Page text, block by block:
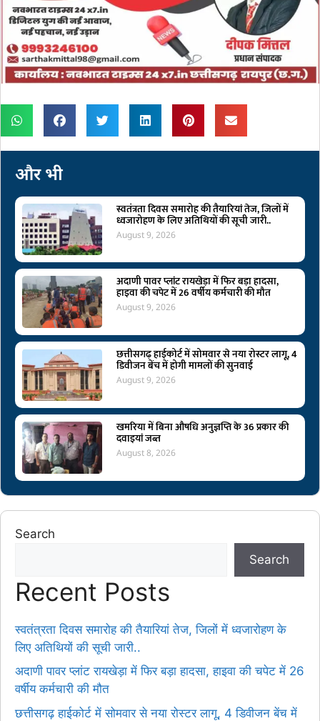
और भी
स्वतंत्रता दिवस समारोह की तैयारियां तेज, जिलों में
ध्वजारोहण के लिए अतिथियों की सूची जारी..
August 9, 2026
अदाणी पावर प्लांट रायखेड़ा में फिर बड़ा हादसा,
हाइवा की चपेट में 26 वर्षीय कर्मचारी की मौत
August 9, 2026
छत्तीसगढ़ हाईकोर्ट में सोमवार से नया रोस्टर लागू, 4
डिवीजन बेंच में होगी मामलों की सुनवाई
August 9, 2026
खमरिया में बिना औषधि अनुज्ञप्ति के 36 प्रकार की
दवाइयां जब्त
August 8, 2026
Search
Search
Recent Posts
स्वतंत्रता दिवस समारोह की तैयारियां तेज, जिलों में ध्वजारोहण के
लिए अतिथियों की सूची जारी..
अदाणी पावर प्लांट रायखेड़ा में फिर बड़ा हादसा, हाइवा की चपेट में 26
वर्षीय कर्मचारी की मौत
छत्तीसगढ़ हाईकोर्ट में सोमवार से नया रोस्टर लागू, 4 डिवीजन बेंच में